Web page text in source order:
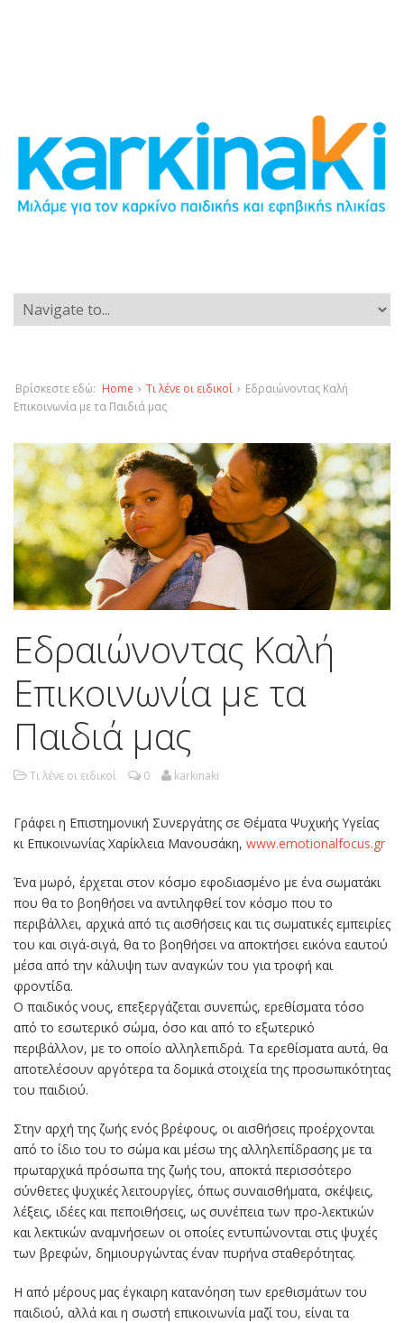
Βρίσκεστε εδώ: Home › Τι λένε οι ειδικοί › Εδραιώνοντας Καλή
Επικοινωνία με τα Παιδιά μας
Εδραιώνοντας Καλή
Επικοινωνία με τα
Παιδιά μας
Τι λένε οι ειδικοί 0 karkinaki
Γράφει η Επιστημονική Συνεργάτης σε Θέματα Ψυχικής Υγείας
κι Επικοινωνίας Χαρίκλεια Μανουσάκη, www.emotionalfocus.gr
Ένα μωρό, έρχεται στον κόσμο εφοδιασμένο με ένα σωματάκι
που θα το βοηθήσει να αντιληφθεί τον κόσμο που το
περιβάλλει, αρχικά από τις αισθήσεις και τις σωματικές εμπειρίες
του και σιγά-σιγά, θα το βοηθήσει να αποκτήσει εικόνα εαυτού
μέσα από την κάλυψη των αναγκών του για τροφή και
φροντίδα.
Ο παιδικός νους, επεξεργάζεται συνεπώς, ερεθίσματα τόσο
από το εσωτερικό σώμα, όσο και από το εξωτερικό
περιβάλλον, με το οποίο αλληλεπιδρά. Τα ερεθίσματα αυτά, θα
αποτελέσουν αργότερα τα δομικά στοιχεία της προσωπικότητας
του παιδιού.
Στην αρχή της ζωής ενός βρέφους, οι αισθήσεις προέρχονται
από το ίδιο του το σώμα και μέσω της αλληλεπίδρασης με τα
πρωταρχικά πρόσωπα της ζωής του, αποκτά περισσότερο
σύνθετες ψυχικές λειτουργίες, όπως συναισθήματα, σκέψεις,
λέξεις, ιδέες και πεποιθήσεις, ως συνέπεια των προ-λεκτικών
και λεκτικών αναμνήσεων οι οποίες εντυπώνονται στις ψυχές
των βρεφών, δημιουργώντας έναν πυρήνα σταθερότητας.
Η από μέρους μας έγκαιρη κατανόηση των ερεθισμάτων του
παιδιού, αλλά και η σωστή επικοινωνία μαζί του, είναι τα